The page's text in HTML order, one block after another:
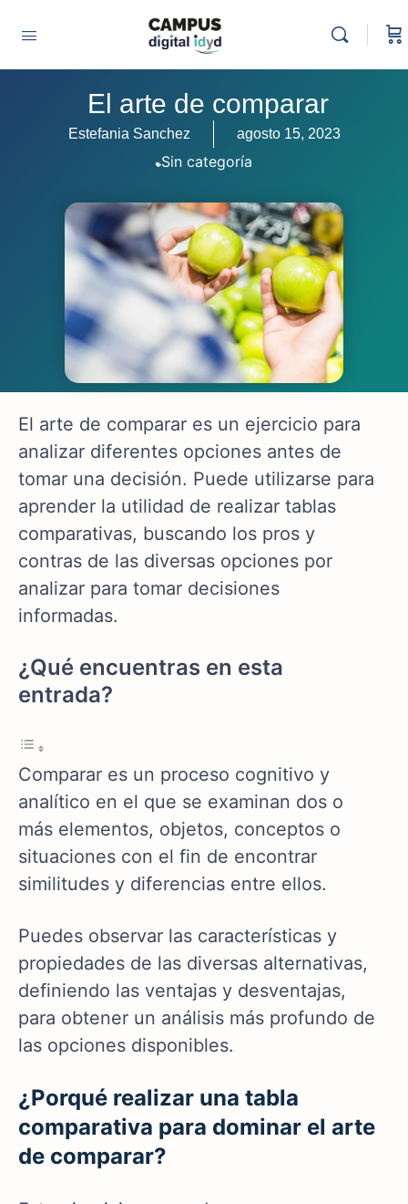
El arte de comparar
Estefania Sanchez agosto 15, 2023
Sin categoría
El arte de comparar es un ejercicio para
analizar diferentes opciones antes de
tomar una decisión. Puede utilizarse para
aprender la utilidad de realizar tablas
comparativas, buscando los pros y
contras de las diversas opciones por
analizar para tomar decisiones
informadas.
¿Qué encuentras en esta
entrada?
Comparar es un proceso cognitivo y
analítico en el que se examinan dos o
más elementos, objetos, conceptos o
situaciones con el fin de encontrar
similitudes y diferencias entre ellos.
Puedes observar las características y
propiedades de las diversas alternativas,
definiendo las ventajas y desventajas,
para obtener un análisis más profundo de
las opciones disponibles.
¿Porqué realizar una tabla
comparativa para dominar el arte
de comparar?